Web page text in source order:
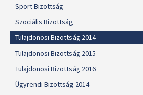
Sport Bizottság
Szociális Bizottság
Tulajdonosi Bizottság 2014
Tulajdonosi Bizottság 2015
Tulajdonosi Bizottság 2016
Ügyrendi Bizottság 2014